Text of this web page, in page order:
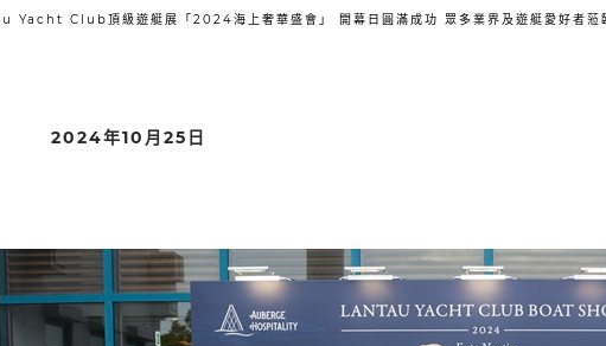
Yacht Club頂級遊艇展「2024海上奢華盛會」 開幕日圓滿成功 眾多業界及遊艇愛好者蒞
2024年10月25日